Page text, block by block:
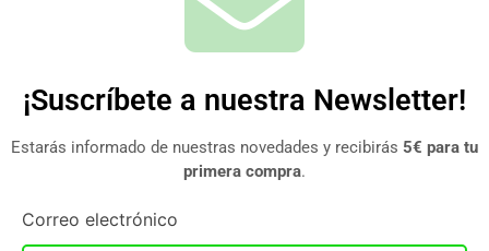
¡Suscríbete a nuestra Newsletter!
Estarás informado de nuestras novedades y recibirás 5€ para tu
primera compra.
Correo electrónico